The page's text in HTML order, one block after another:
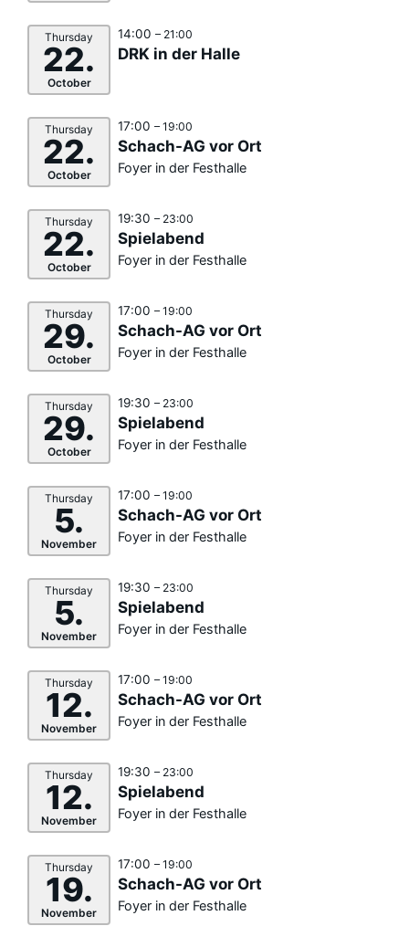
Thursday
22.
October
14:00 – 21:00
DRK in der Halle
Thursday
22.
October
17:00 – 19:00
Schach-AG vor Ort
Foyer in der Festhalle
Thursday
22.
October
19:30 – 23:00
Spielabend
Foyer in der Festhalle
Thursday
29.
October
17:00 – 19:00
Schach-AG vor Ort
Foyer in der Festhalle
Thursday
29.
October
19:30 – 23:00
Spielabend
Foyer in der Festhalle
Thursday
5.
November
17:00 – 19:00
Schach-AG vor Ort
Foyer in der Festhalle
Thursday
5.
November
19:30 – 23:00
Spielabend
Foyer in der Festhalle
Thursday
12.
November
17:00 – 19:00
Schach-AG vor Ort
Foyer in der Festhalle
Thursday
12.
November
19:30 – 23:00
Spielabend
Foyer in der Festhalle
Thursday
19.
November
17:00 – 19:00
Schach-AG vor Ort
Foyer in der Festhalle